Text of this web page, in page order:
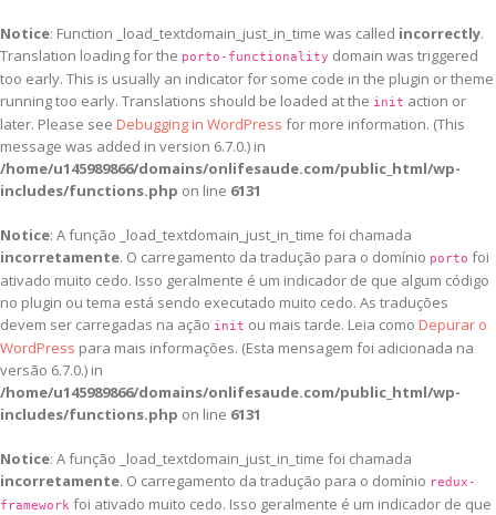
Notice: Function _load_textdomain_just_in_time was called incorrectly.
Translation loading for the porto-functionality domain was triggered
too early. This is usually an indicator for some code in the plugin or theme
running too early. Translations should be loaded at the init action or
later. Please see Debugging in WordPress for more information. (This
message was added in version 6.7.0.) in
/home/u145989866/domains/onlifesaude.com/public_html/wp-
includes/functions.php on line 6131
Notice: A função _load_textdomain_just_in_time foi chamada
incorretamente. O carregamento da tradução para o domínio porto foi
ativado muito cedo. Isso geralmente é um indicador de que algum código
no plugin ou tema está sendo executado muito cedo. As traduções
devem ser carregadas na ação init ou mais tarde. Leia como Depurar o
WordPress para mais informações. (Esta mensagem foi adicionada na
versão 6.7.0.) in
/home/u145989866/domains/onlifesaude.com/public_html/wp-
includes/functions.php on line 6131
Notice: A função _load_textdomain_just_in_time foi chamada
incorretamente. O carregamento da tradução para o domínio redux-
framework foi ativado muito cedo. Isso geralmente é um indicador de que